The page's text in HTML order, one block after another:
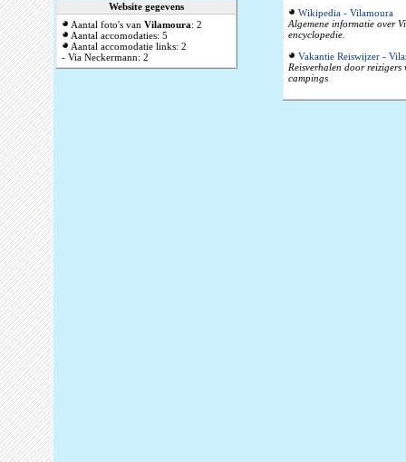
Website gegevens
Aantal foto's van Vilamoura: 2
Aantal accomodaties: 5
Aantal accomodatie links: 2
- Via Neckermann: 2
Wikipedia - Vilamoura
Algemene informatie over
encyclopedie.
Vakantie Reiswijzer -
Reisverhalen door reizigers
campings